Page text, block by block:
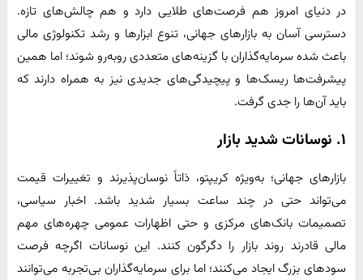
در دنیای امروز هم فرصت‌های طلایی دارد و هم چالش‌های تازه.
دسترسی آسان به بازارهای جهانی، تنوع ابزارها و رشد تکنولوژی مالی
باعث شده سرمایه‌گذاران با گزینه‌های متعددی روبه‌رو شوند؛ اما همین
پیشرفت‌ها ریسک‌ها و پیچیدگی‌های جدیدی نیز به همراه دارند که
باید آن‌ها را جدی گرفت.
۱. نوسانات شدید بازار
بازارهای جهانی؛ به‌ویژه کریپتو، ذاتاً نوسان‌پذیرند و تغییرات قیمت
می‌تواند حتی در چند ساعت بسیار شدید باشد. اخبار سیاسی،
تصمیمات بانک‌های مرکزی و حتی اظهارات عمومی چهره‌های مهم
مالی قادرند روند بازار را دگرگون کنند. این نوسانات اگرچه فرصت
سودهای بزرگ ایجاد می‌کنند؛ اما برای سرمایه‌گذاران بی‌تجربه می‌توانند